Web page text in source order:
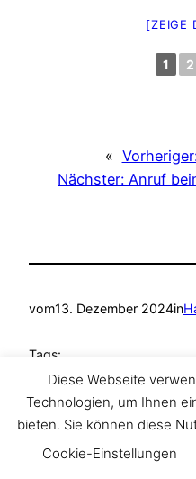
[ZEIGE
1 2
«
Nächster: Anruf
vom13. Dezember 2024in
Tags:
Ammelshain, Haselberg ,
Suchen
Diese Webseite
Technologien, um Ihnen
bieten. Sie können diese
Cookie-Einstellungen